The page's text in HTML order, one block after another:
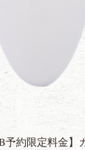
予約限定料金